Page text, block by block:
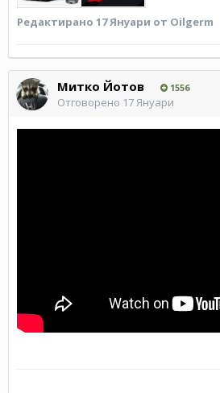
Редактирано 17 Януари от Oilgerm
Митко Йотов 1556
Отговорено 17 Януари